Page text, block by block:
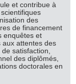
et contribue à
des
de financement
enquêtes et
aux attentes des
satisfaction,
des diplômés,
doctorales en